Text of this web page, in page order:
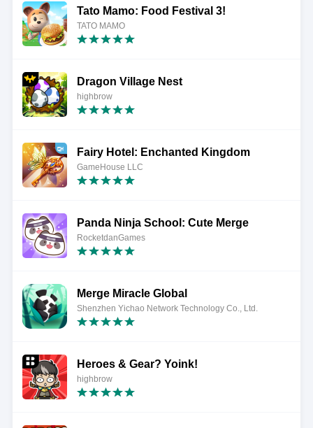
Tato Mamo: Food Festival 3!
TATO MAMO
Dragon Village Nest
highbrow
Fairy Hotel: Enchanted Kingdom
GameHouse LLC
Panda Ninja School: Cute Merge
RocketdanGames
Merge Miracle Global
Shenzhen Yichao Network Technology Co., Ltd.
Heroes & Gear? Yoink!
highbrow